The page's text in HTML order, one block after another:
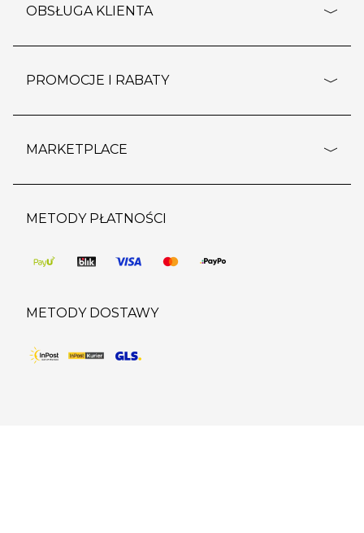
o firmie
polityka prywatności
kontakt
OBSŁUGA KLIENTA
dostawy i płatność
wypis z subskrypcji
regulamin sklepu
pozostałe regulaminy
PROMOCJE I RABATY
outlet
regulaminy promocji
MARKETPLACE
strefa marek
pomoc dla sprzedawców
METODY PŁATNOŚCI
METODY DOSTAWY